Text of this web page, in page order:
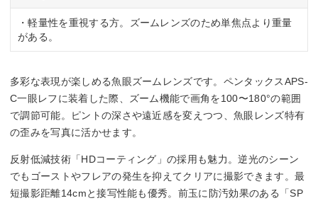
・軽量性を重視する方。ズームレンズのため単焦点より重量
がある。
多彩な表現が楽しめる魚眼ズームレンズです。ペンタックスAPS-
C一眼レフに装着した際、ズーム機能で画角を100〜180°の範囲
で調節可能。ピントの深さや遠近感を変えつつ、魚眼レンズ特有
の歪みを写真に活かせます。
反射低減技術「HDコーティング」の採用も魅力。逆光のシーン
でもゴーストやフレアの発生を抑えてクリアに撮影できます。最
短撮影距離14cmと接写性能も優秀。前玉に防汚効果のある「SP